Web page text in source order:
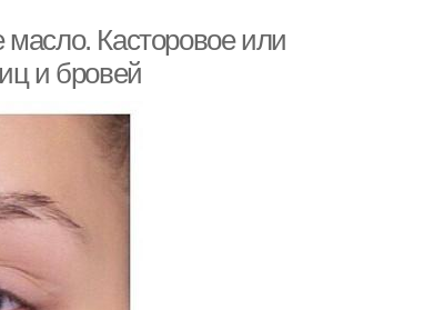
Касторовое или
и бровей